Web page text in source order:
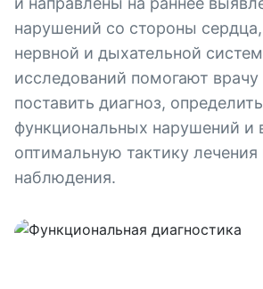
нарушений со стороны
нервной и дыхательной
исследований помогают врачу
поставить диагноз,
функциональных нарушений и
оптимальную тактику лечения
наблюдения.